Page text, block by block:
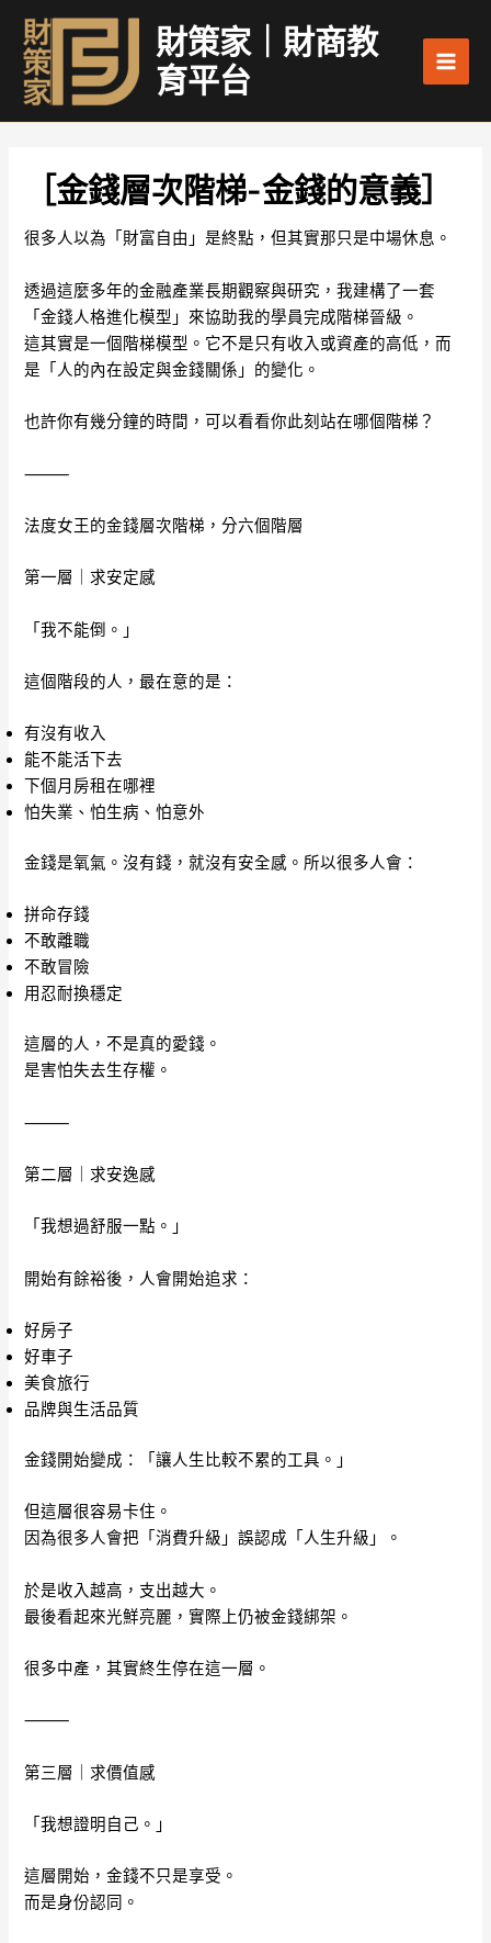
內
財策家｜財商教
育平台
［金錢層次階梯-金錢的意義］
很多人以為「財富自由」是終點，但其實那只是中場休息。
透過這麼多年的金融產業長期觀察與研究，我建構了一套
「金錢人格進化模型」來協助我的學員完成階梯晉級。
這其實是一個階梯模型。它不是只有收入或資產的高低，而
是「人的內在設定與金錢關係」的變化。
也許你有幾分鐘的時間，可以看看你此刻站在哪個階梯？
⸻
法度女王的金錢層次階梯，分六個階層
第一層｜求安定感
「我不能倒。」
這個階段的人，最在意的是：
有沒有收入
能不能活下去
下個月房租在哪裡
怕失業、怕生病、怕意外
金錢是氧氣。沒有錢，就沒有安全感。所以很多人會：
拼命存錢
不敢離職
不敢冒險
用忍耐換穩定
這層的人，不是真的愛錢。
是害怕失去生存權。
⸻
第二層｜求安逸感
「我想過舒服一點。」
開始有餘裕後，人會開始追求：
好房子
好車子
美食旅行
品牌與生活品質
金錢開始變成：「讓人生比較不累的工具。」
但這層很容易卡住。
因為很多人會把「消費升級」誤認成「人生升級」。
於是收入越高，支出越大。
最後看起來光鮮亮麗，實際上仍被金錢綁架。
很多中產，其實終生停在這一層。
⸻
第三層｜求價值感
「我想證明自己。」
這層開始，金錢不只是享受。
而是身份認同。